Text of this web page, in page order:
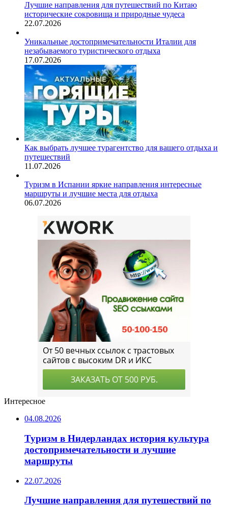
Лучшие направления для путешествий по Китаю
исторические сокровища и природные чудеса
22.07.2026
Уникальные достопримечательности Италии для
незабываемого туристического отдыха
17.07.2026
Как выбрать лучшее турагентство для вашего отдыха и
путешествий
11.07.2026
Туризм в Испании яркие направления интересные
маршруты и лучшие места для отдыха
06.07.2026
Интересное
04.08.2026
Туризм в Нидерландах история культура
достопримечательности и лучшие
маршруты
22.07.2026
Лучшие направления для путешествий по